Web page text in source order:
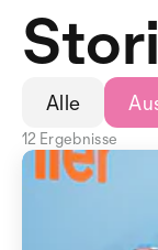
Alle
12 Ergebnisse